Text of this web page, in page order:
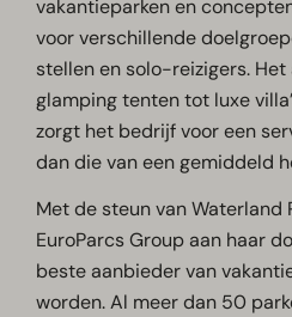
vakantieparken en
voor verschillende
stellen en solo-reizigers.
glamping tenten tot luxe
zorgt het bedrijf voor een
dan die van een gemiddeld
Met de steun van
EuroParcs Group aan haar
beste aanbieder van
worden. Al meer dan 50